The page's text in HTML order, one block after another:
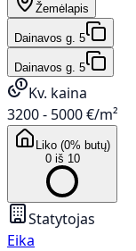
Žemėlapis
Dainavos g. 5
Dainavos g. 5
Kv. kaina
3200 - 5000 €/m²
Liko (0% butų)
0 iš 10
Statytojas
Eika